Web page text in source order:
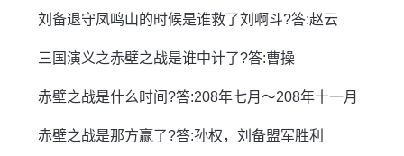
刘备退守凤鸣山的时候是谁救了刘啊斗?答:赵云
三国演义之赤壁之战是谁中计了?答:曹操
赤壁之战是什么时间?答:208年七月～208年十一月
赤壁之战是那方赢了?答:孙权，刘备盟军胜利